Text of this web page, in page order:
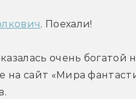
. Поехали!
очень
на сайт «Мира